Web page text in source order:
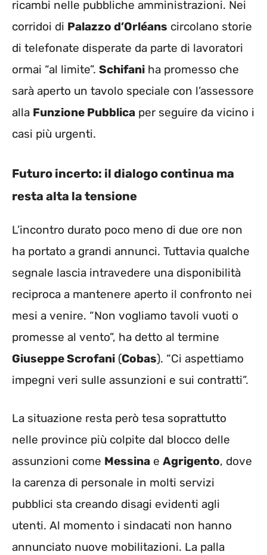
ricambi nelle pubbliche amministrazioni. Nei
corridoi di Palazzo d’Orléans circolano storie
di telefonate disperate da parte di lavoratori
ormai “al limite”. Schifani ha promesso che
sarà aperto un tavolo speciale con l’assessore
alla Funzione Pubblica per seguire da vicino i
casi più urgenti.
Futuro incerto: il dialogo continua ma
resta alta la tensione
L’incontro durato poco meno di due ore non
ha portato a grandi annunci. Tuttavia qualche
segnale lascia intravedere una disponibilità
reciproca a mantenere aperto il confronto nei
mesi a venire. “Non vogliamo tavoli vuoti o
promesse al vento”, ha detto al termine
Giuseppe Scrofani (Cobas). “Ci aspettiamo
impegni veri sulle assunzioni e sui contratti”.
La situazione resta però tesa soprattutto
nelle province più colpite dal blocco delle
assunzioni come Messina e Agrigento, dove
la carenza di personale in molti servizi
pubblici sta creando disagi evidenti agli
utenti. Al momento i sindacati non hanno
annunciato nuove mobilitazioni. La palla